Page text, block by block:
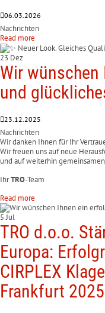
06.03.2026
Nachrichten
Read more
23 Dez
Wir
und
23.12.2025
Nachrichten
Wir danken Ihnen für Ihr
Wir freuen uns auf neue
und auf weiterhin
IhrTRO-Team
Read more
5 Jul
TRO d.o.o.
Europa:
CIRPLEX
Frankfurt 2025